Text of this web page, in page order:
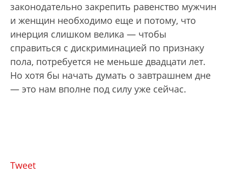
законодательно закрепить равенство мужчин
и женщин необходимо еще и потому, что
инерция слишком велика — чтобы
справиться с дискриминацией по признаку
пола, потребуется не меньше двадцати лет.
Но хотя бы начать думать о завтрашнем дне
— это нам вполне под силу уже сейчас.
Tweet